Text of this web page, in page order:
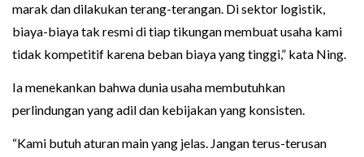
marak dan dilakukan terang-terangan. Di sektor logistik,
biaya-biaya tak resmi di tiap tikungan membuat usaha kami
tidak kompetitif karena beban biaya yang tinggi,” kata Ning.
Ia menekankan bahwa dunia usaha membutuhkan
perlindungan yang adil dan kebijakan yang konsisten.
“Kami butuh aturan main yang jelas. Jangan terus-terusan